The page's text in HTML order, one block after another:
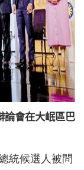
論會在大岷區巴
統候選人被問